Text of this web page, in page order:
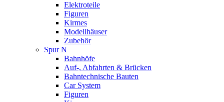
Elektroteile
Figuren
Kirmes
Modellhäuser
Zubehör
Spur N
Bahnhöfe
Auf-, Abfahrten & Brücken
Bahntechnische Bauten
Car System
Figuren